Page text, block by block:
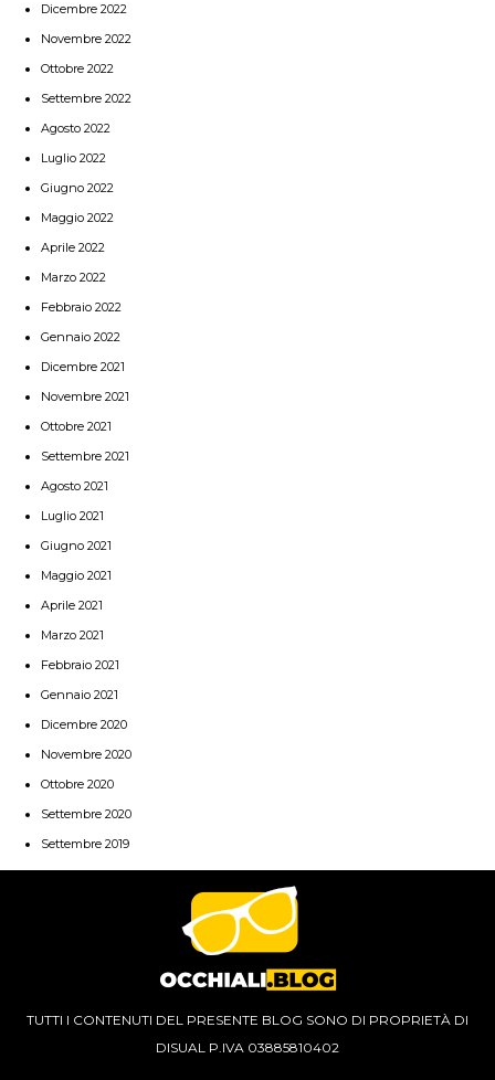
Dicembre 2022
Novembre 2022
Ottobre 2022
Settembre 2022
Agosto 2022
Luglio 2022
Giugno 2022
Maggio 2022
Aprile 2022
Marzo 2022
Febbraio 2022
Gennaio 2022
Dicembre 2021
Novembre 2021
Ottobre 2021
Settembre 2021
Agosto 2021
Luglio 2021
Giugno 2021
Maggio 2021
Aprile 2021
Marzo 2021
Febbraio 2021
Gennaio 2021
Dicembre 2020
Novembre 2020
Ottobre 2020
Settembre 2020
Settembre 2019
TUTTI I CONTENUTI DEL PRESENTE BLOG SONO DI PROPRIETÀ DI
DISUAL P.IVA 03885810402